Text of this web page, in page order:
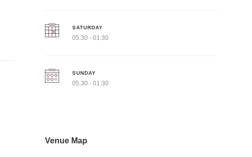
SATURDAY
05:30 - 01:30
SUNDAY
05:30 - 01:30
Venue Map